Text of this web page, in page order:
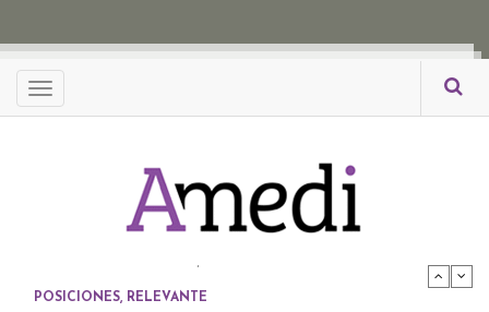
Menu
POSICIONES
Consejos ciudadanos e IFT deben garantizar
independencia editorial de medios públicos
Amedi condena atentado contra Ciro Gómez
POSICIONES, RELEVANTE